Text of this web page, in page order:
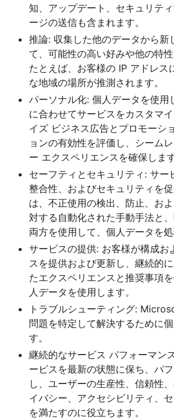
知、アップデート、セキュリテ
ージの送信も含まれます。
推論: 収集した他のデータから新
て、可能性の高い好みや他の特性
たとえば、お客様の IP アドレス
な地域の場所が推測されます。
パーソナル化: 個人データを使用
に合わせてサービスをカスタマ
イズ ビジネス広告とプロモーシ
ョンの有効性を評価し、シーム
ー エクスペリエンスを確保します
セーフティとセキュリティ: サー
整合性、およびセキュリティを
は、不正使用の検出、防止、お
対する自動化された手動手法と
両方を使用して、個人データを処
サービスの提供: お客様が構成お
スを提供および更新し、継続的
たエクスペリエンスと推奨事項
人データを使用します。
トラブルシューティング:
問題を特定して解決するために
す。
継続的なサービス パフォーマン
ービスを最新の状態に保ち、パ
し、ユーザーの生産性、信頼性
イバシー、アクセシビリティ、
を満たすのに役立ちます。